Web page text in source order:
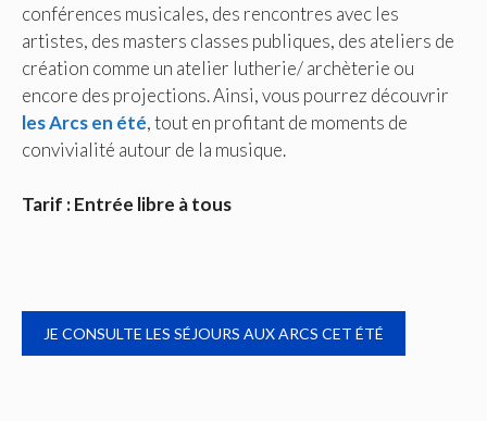
conférences musicales, des rencontres avec les
artistes, des masters classes publiques, des ateliers de
création comme un atelier lutherie/ archèterie ou
encore des projections. Ainsi, vous pourrez découvrir
les Arcs en été, tout en profitant de moments de
convivialité autour de la musique.
Tarif : Entrée libre à tous
JE CONSULTE LES SÉJOURS AUX ARCS CET ÉTÉ